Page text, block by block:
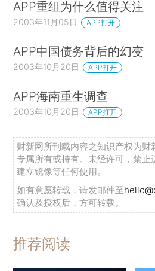
APP重组为什么值得关注
2003年11月05日 APP打开
APP中国债务背后的幻变
2003年10月20日 APP打开
APP海南重生调查
2003年10月20日 APP打开
财新网所刊载内容之知识产权为财
专属所有或持有。未经许可，禁止
建立镜像等任何使用。
如有意愿转载，请发邮件至
确认及授权后，方可转载。
推荐阅读